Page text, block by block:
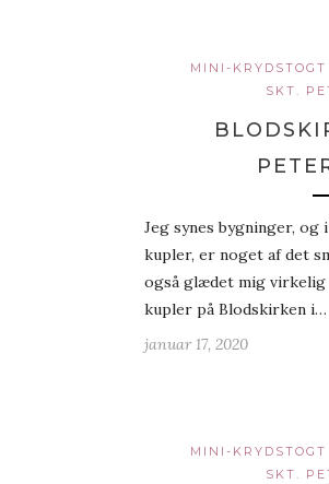
MINI-KRYDSTOGT
SKT.
Jeg synes bygninger,
kupler, er noget af det
også glædet mig virkelig
kupler på Blodskirken i…
januar 17, 2020
MINI-KRYDSTOGT
SKT.